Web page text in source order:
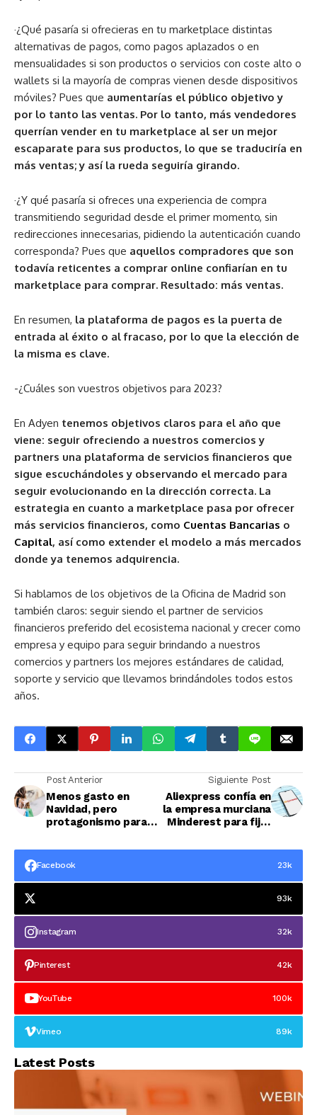
·¿Qué pasaría si ofrecieras en tu marketplace distintas
alternativas de pagos, como pagos aplazados o en
mensualidades si son productos o servicios con coste alto o
wallets si la mayoría de compras vienen desde dispositivos
móviles? Pues que aumentarías el público objetivo y
por lo tanto las ventas. Por lo tanto, más vendedores
querrían vender en tu marketplace al ser un mejor
escaparate para sus productos, lo que se traduciría en
más ventas; y así la rueda seguiría girando.
·¿Y qué pasaría si ofreces una experiencia de compra
transmitiendo seguridad desde el primer momento, sin
redirecciones innecesarias, pidiendo la autenticación cuando
corresponda? Pues que aquellos compradores que son
todavía reticentes a comprar online confiarían en tu
marketplace para comprar. Resultado: más ventas.
En resumen, la plataforma de pagos es la puerta de
entrada al éxito o al fracaso, por lo que la elección de
la misma es clave.
-¿Cuáles son vuestros objetivos para 2023?
En Adyen tenemos objetivos claros para el año que
viene: seguir ofreciendo a nuestros comercios y
partners una plataforma de servicios financieros que
sigue escuchándoles y observando el mercado para
seguir evolucionando en la dirección correcta. La
estrategia en cuanto a marketplace pasa por ofrecer
más servicios financieros, como Cuentas Bancarias o
Capital, así como extender el modelo a más mercados
donde ya tenemos adquirencia.
Si hablamos de los objetivos de la Oficina de Madrid son
también claros: seguir siendo el partner de servicios
financieros preferido del ecosistema nacional y crecer como
empresa y equipo para seguir brindando a nuestros
comercios y partners los mejores estándares de calidad,
soporte y servicio que llevamos brindándoles todos estos
años.
Post Anterior
Menos gasto en
Navidad, pero
protagonismo para
Siguiente Post
Aliexpress confía en
la empresa murciana
Minderest para fijar
productos
Facebook 23k
93k
Instagram 32k
Pinterest 42k
YouTube 100k
Vimeo 89k
Latest Posts